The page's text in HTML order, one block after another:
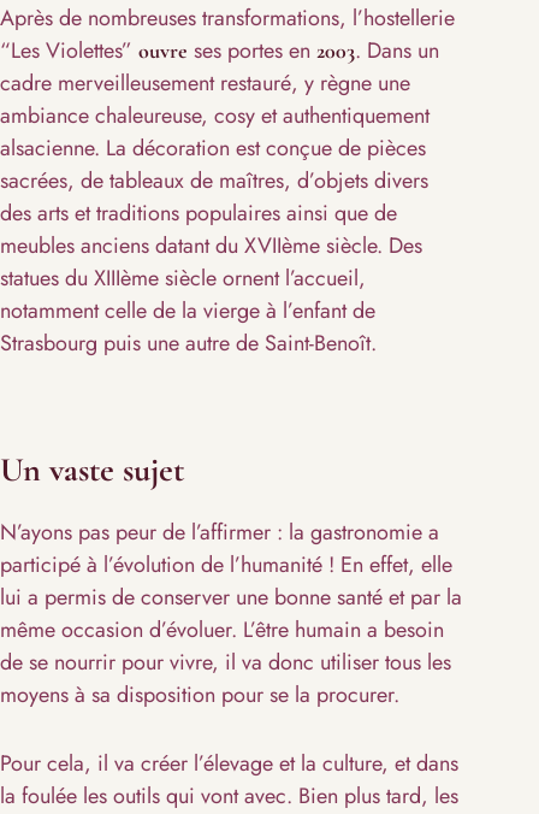
Après de nombreuses transformations, l’hostellerie
“Les Violettes” ouvre ses portes en 2003. Dans un
cadre merveilleusement restauré, y règne une
ambiance chaleureuse, cosy et authentiquement
alsacienne. La décoration est conçue de pièces
sacrées, de tableaux de maîtres, d’objets divers
des arts et traditions populaires ainsi que de
meubles anciens datant du XVIIème siècle. Des
statues du XIIIème siècle ornent l’accueil,
notamment celle de la vierge à l’enfant de
Strasbourg puis une autre de Saint-Benoît.
Un vaste sujet
N’ayons pas peur de l’affirmer : la gastronomie a
participé à l’évolution de l’humanité ! En effet, elle
lui a permis de conserver une bonne santé et par la
même occasion d’évoluer. L’être humain a besoin
de se nourrir pour vivre, il va donc utiliser tous les
moyens à sa disposition pour se la procurer.
Pour cela, il va créer l’élevage et la culture, et dans
la foulée les outils qui vont avec. Bien plus tard, les